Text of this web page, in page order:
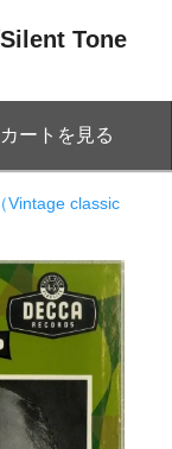
Tone
カートを見る
Vintage classic